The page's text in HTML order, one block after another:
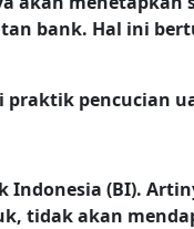
bank. Hal ini
pencucian
(BI).
tidak akan